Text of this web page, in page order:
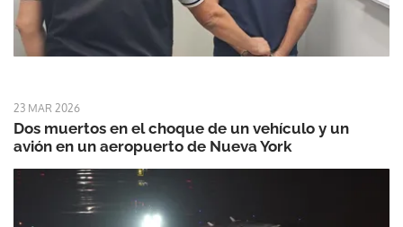
23 MAR 2026
Dos muertos en el choque de un vehículo y un
avión en un aeropuerto de Nueva York